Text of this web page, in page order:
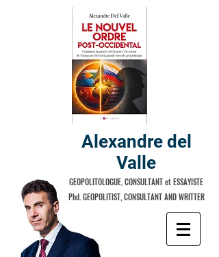
Alexandre del
Valle
GEOPOLITOLOGUE, CONSULTANT et ESSAYISTE
Phd. GEOPOLITIST, CONSULTANT AND WRITTER